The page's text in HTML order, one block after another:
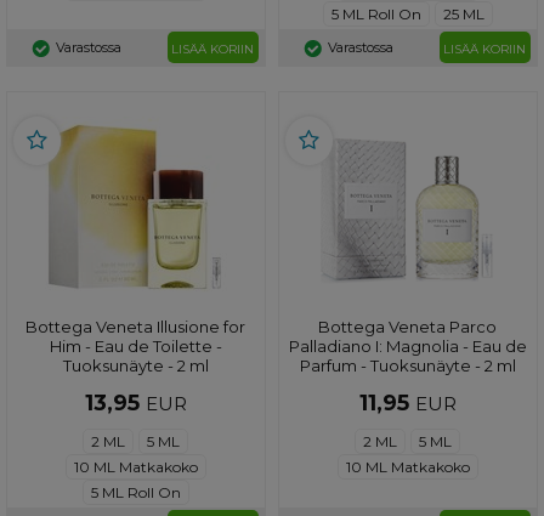
Varastossa LISÄÄ KORIIN
5 ML Roll On
25 ML
Varastossa LISÄÄ KORIIN
Bottega Veneta Illusione for
Him - Eau de Toilette -
Tuoksunäyte - 2 ml
13,95 EUR
2 ML
5 ML
10 ML Matkakoko
5 ML Roll On
Bottega Veneta Parco
Palladiano I: Magnolia - Eau de
Parfum - Tuoksunäyte - 2 ml
11,95 EUR
2 ML
5 ML
10 ML Matkakoko